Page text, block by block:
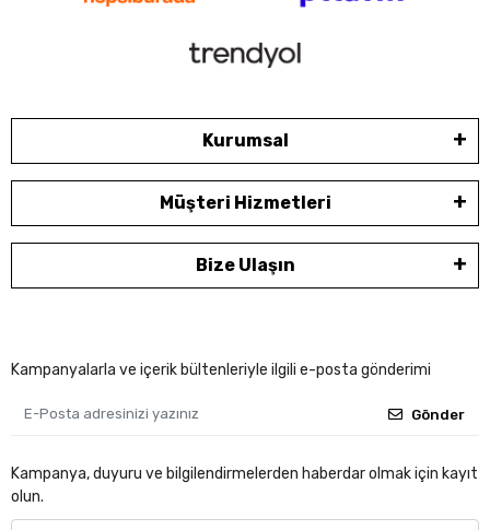
Kurumsal
Müşteri Hizmetleri
Bize Ulaşın
Kampanyalarla ve içerik bültenleriyle ilgili e-posta gönderimi
Gönder
Kampanya, duyuru ve bilgilendirmelerden haberdar olmak için kayıt
olun.